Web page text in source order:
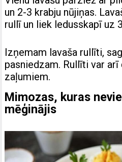
un 2-3 krabju nūjiņas.
rullī un liek ledusskapī uz
Izņemam lavaša rullīti,
pasniedzam. Rullīti var
zaļumiem.
Mimozas, kuras
mēģinājis